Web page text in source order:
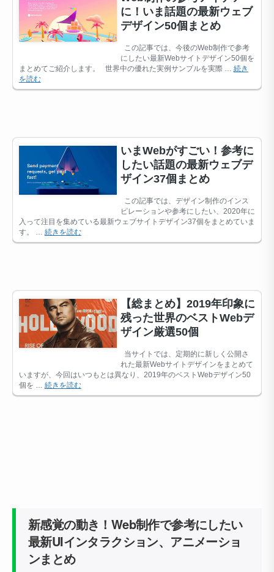
新感覚の動き！Web制作で参考にしたい
最新UIインタラクション、アニメーショ
ンまとめ